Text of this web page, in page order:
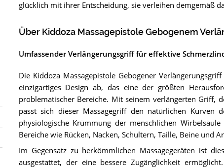
glücklich mit ihrer Entscheidung, sie verleihen demgemäß
Über Kiddoza Massagepistole Gebogenem
Umfassender Verlängerungsgriff für effektive
Die Kiddoza Massagepistole Gebogener
einzigartiges Design ab, das eine der größten
problematischer Bereiche. Mit seinem verlängerten Griff,
passt sich dieser Massagegriff den natürlichen Kurven
physiologische Krümmung der menschlichen
Bereiche wie Rücken, Nacken, Schultern, Taille, Beine und
Im Gegensatz zu herkömmlichen Massagegeräten ist
ausgestattet, der eine bessere Zugänglichkeit